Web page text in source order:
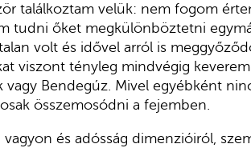
találkoztam velük: nem fogom
tudni őket megkülönböztetni
volt és idővel arról is
viszont tényleg mindvégig
vagy Bendegúz. Mivel egyébként
összemosódni a fejemben.
vagyon és adósság dimenzióiról,